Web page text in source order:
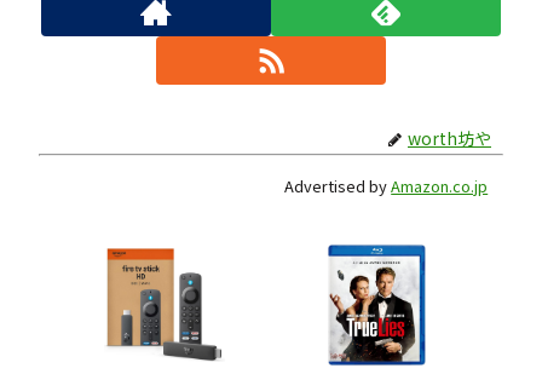
worth坊や
Advertised byAmazon.co.jp